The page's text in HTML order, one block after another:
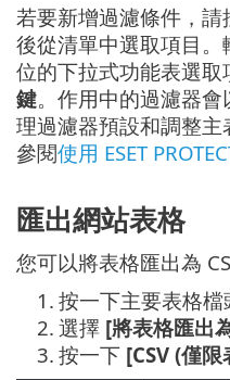
若要新增過濾條件，請
後從清單中選取項目
位的下拉式功能表選
鍵。作用中的過濾器
理過濾器預設和調整
參閱使用 ESET
匯出網站表格
您可以將表格匯出為
1. 按一下主要表格檔
2. 選擇 [將表格匯出
3. 按一下 [CSV (僅